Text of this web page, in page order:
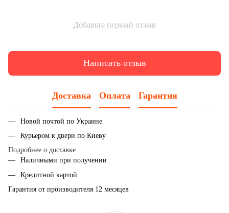
Добавьте первый отзыв
Написать отзыв
Доставка Оплата Гарантия
Новой почтой по Украине
Курьером к двери по Киеву
Подробнее о доставке
Наличными при получении
Кредитной картой
Гарантия от производителя 12 месяцев